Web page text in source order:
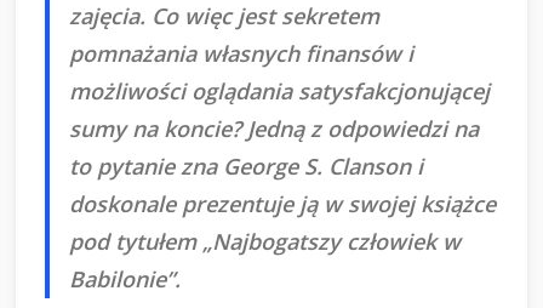
zajęcia. Co więc jest sekretem
pomnażania własnych finansów i
możliwości oglądania satysfakcjonującej
sumy na koncie? Jedną z odpowiedzi na
to pytanie zna George S. Clanson i
doskonale prezentuje ją w swojej książce
pod tytułem „Najbogatszy człowiek w
Babilonie”.